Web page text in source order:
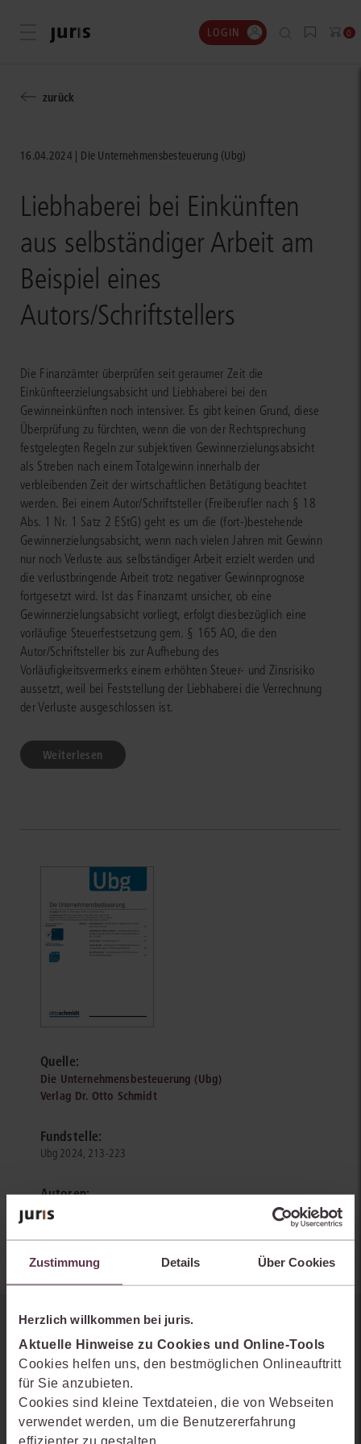
Zustimmung Details Über Cookies
Herzlich willkommen bei juris.
Aktuelle Hinweise zu Cookies und Online-Tools
Cookies helfen uns, den bestmöglichen Onlineauftritt
für Sie anzubieten.
Cookies sind kleine Textdateien, die von Webseiten
verwendet werden, um die Benutzererfahrung
effizienter zu gestalten.
Menü öffnen LOGIN 0
zurück
16.04.2024 Die Unternehmensbesteuerung (Ubg)
Liebhaberei bei Einkünften
aus selbständiger Arbeit am
Beispiel eines
Autors/Schriftstellers
Die Finanzämter überprüfen seit geraumer Zeit die
Einkünfteerzielungsabsicht und Liebhaberei bei den
Gewinneinkünften noch intensiver. Es gibt keinen Grund, diese
Überprüfung zu fürchten, wenn die von der Rechtsprechung
festgelegten Regeln zur subjektiven Gewinnerzielungsabsicht
als Streben nach einem Totalgewinn innerhalb der
verbleibenden Zeit der wirtschaftlichen Betätigung beachtet
werden. Bei einem Autor/Schriftsteller (Freiberufler nach § 18
Abs. 1 Nr. 1 Satz 2 EStG) geht es um die (fort-)bestehende
Gewinnerzielungsabsicht, wenn nach vielen Jahren mit Gewinn
nur noch Verluste aus selbständiger Arbeit erzielt werden und
die verlustbringende Arbeit trotz negativer Gewinnprognose
fortgesetzt wird. Ist das Finanzamt unsicher, ob eine
Gewinnerzielungsabsicht vorliegt, erfolgt diesbezüglich eine
vorläufige Steuerfestsetzung gem. § 165 AO, die den
Autor/Schriftsteller bis zur Aufhebung des
Vorläufigkeitsvermerks einem erhöhten Steuer- und Zinsrisiko
aussetzt, weil bei Feststellung der Liebhaberei die Verrechnung
der Verluste ausgeschlossen ist.
Weiterlesen
Quelle:
Die Unternehmensbesteuerung (Ubg)
Verlag Dr. Otto Schmidt
Fundstelle:
Ubg 2024, 213-223
Autoren:
Herbert Fittkau
Sie kennen juris noch nicht?
Erhalten Sie einen Einblick, wie juris das Rechts- und
Praxiswissensmanagement der Zukunft gestaltet, welche
Möglichkeiten Ihnen das juris Portal bietet und wie mit juris Ihre
Arbeitsprozesse einfacher und effizienter werden.